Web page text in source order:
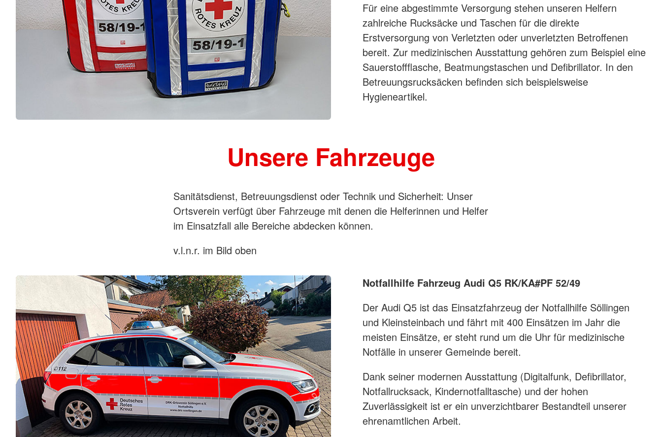
Für eine abgestimmte Versorgung stehen unseren Helfern
zahlreiche Rucksäcke und Taschen für die direkte
Erstversorgung von Verletzten oder unverletzten Betroffenen
bereit. Zur medizinischen Ausstattung gehören zum Beispiel eine
Sauerstoffflasche, Beatmungstaschen und Defibrillator. In den
Betreuungsrucksäcken befinden sich beispielsweise
Hygieneartikel.
Unsere Fahrzeuge
Sanitätsdienst, Betreuungsdienst oder Technik und Sicherheit: Unser
Ortsverein verfügt über Fahrzeuge mit denen die Helferinnen und Helfer
im Einsatzfall alle Bereiche abdecken können.
v.l.n.r. im Bild oben
Notfallhilfe Fahrzeug Audi Q5 RK/KA#PF 52/49
Der Audi Q5 ist das Einsatzfahrzeug der Notfallhilfe Söllingen
und Kleinsteinbach und fährt mit 400 Einsätzen im Jahr die
meisten Einsätze, er steht rund um die Uhr für medizinische
Notfälle in unserer Gemeinde bereit.
Dank seiner modernen Ausstattung (Digitalfunk, Defibrillator,
Notfallrucksack, Kindernotfalltasche) und der hohen
Zuverlässigkeit ist er ein unverzichtbarer Bestandteil unserer
ehrenamtlichen Arbeit.